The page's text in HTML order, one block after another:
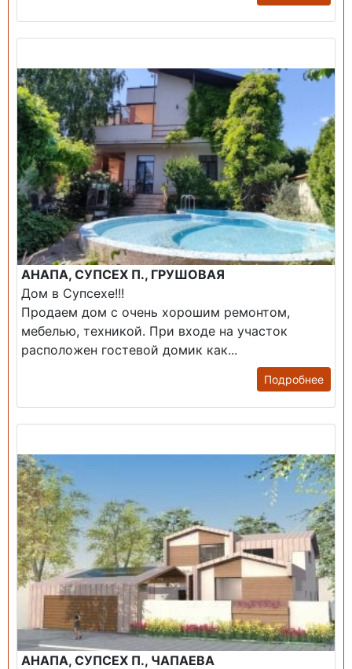
АНАПА, СУПСЕХ П., ГРУШОВАЯ
Дом в Супсехе!!!
Продаем дом с очень хорошим ремонтом,
мебелью, техникой. При входе на участок
расположен гостевой домик как...
Подробнее
АНАПА, СУПСЕХ П., ЧАПАЕВА